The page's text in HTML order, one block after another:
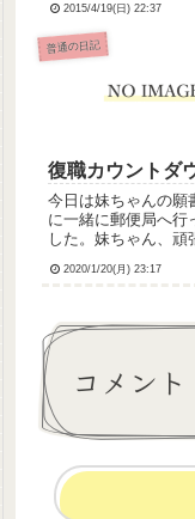
っさんじゃない…」
像を添付してつぶや
ろ、友人数名にその
う話を聞き、調子に
2015/4/19(日) 22:37
普通の日記
復職カウントダ
今日は妹ちゃんの願
に一緒に郵便局へ行
した。妹ちゃん、頑
応援するからね。帰
を買ったんだけど、
触が悪いのかなんな
ズが入る...
2020/1/20(月) 23:17
コメン